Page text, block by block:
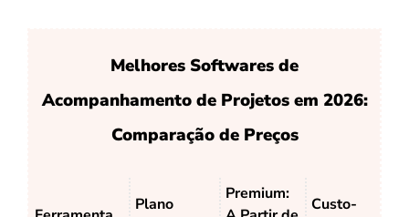
Melhores Softwares de
Acompanhamento de Projetos em 2026:
Comparação de Preços
Plano
Premium:
Custo-